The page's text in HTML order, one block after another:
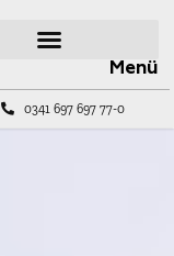
Menü
0341 697 697 77-0